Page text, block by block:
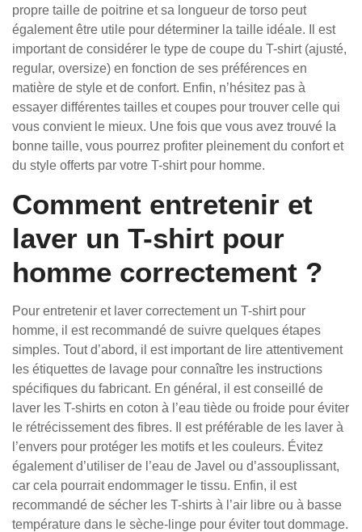
propre taille de poitrine et sa longueur de torso peut
également être utile pour déterminer la taille idéale. Il est
important de considérer le type de coupe du T-shirt (ajusté,
regular, oversize) en fonction de ses préférences en
matière de style et de confort. Enfin, n’hésitez pas à
essayer différentes tailles et coupes pour trouver celle qui
vous convient le mieux. Une fois que vous avez trouvé la
bonne taille, vous pourrez profiter pleinement du confort et
du style offerts par votre T-shirt pour homme.
Comment entretenir et
laver un T-shirt pour
homme correctement ?
Pour entretenir et laver correctement un T-shirt pour
homme, il est recommandé de suivre quelques étapes
simples. Tout d’abord, il est important de lire attentivement
les étiquettes de lavage pour connaître les instructions
spécifiques du fabricant. En général, il est conseillé de
laver les T-shirts en coton à l’eau tiède ou froide pour éviter
le rétrécissement des fibres. Il est préférable de les laver à
l’envers pour protéger les motifs et les couleurs. Évitez
également d’utiliser de l’eau de Javel ou d’assouplissant,
car cela pourrait endommager le tissu. Enfin, il est
recommandé de sécher les T-shirts à l’air libre ou à basse
température dans le sèche-linge pour éviter tout dommage.